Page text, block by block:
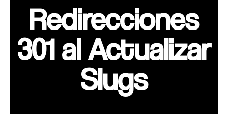
Redirecciones
301 al Actualizar
Slugs